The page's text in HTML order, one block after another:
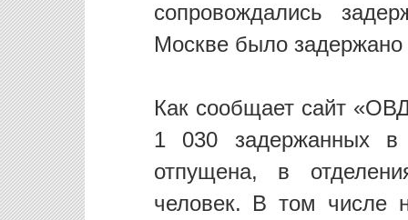
сопровождались
Москве было
Как сообщает сайт
1 030 задержанных в
отпущена, в
человек. В том числе